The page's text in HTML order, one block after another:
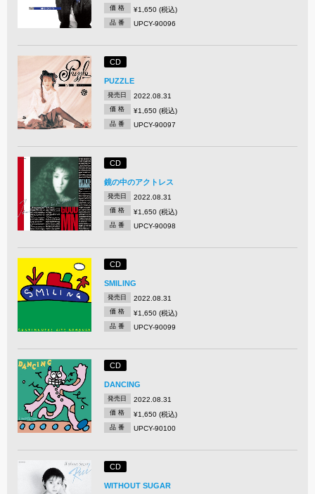
価 格 ¥1,650 (税込)
品 番 UPCY-90096
CD
PUZZLE
発売日 2022.08.31
価 格 ¥1,650 (税込)
品 番 UPCY-90097
CD
鏡の中のアクトレス
発売日 2022.08.31
価 格 ¥1,650 (税込)
品 番 UPCY-90098
CD
SMILING
発売日 2022.08.31
価 格 ¥1,650 (税込)
品 番 UPCY-90099
CD
DANCING
発売日 2022.08.31
価 格 ¥1,650 (税込)
品 番 UPCY-90100
CD
WITHOUT SUGAR